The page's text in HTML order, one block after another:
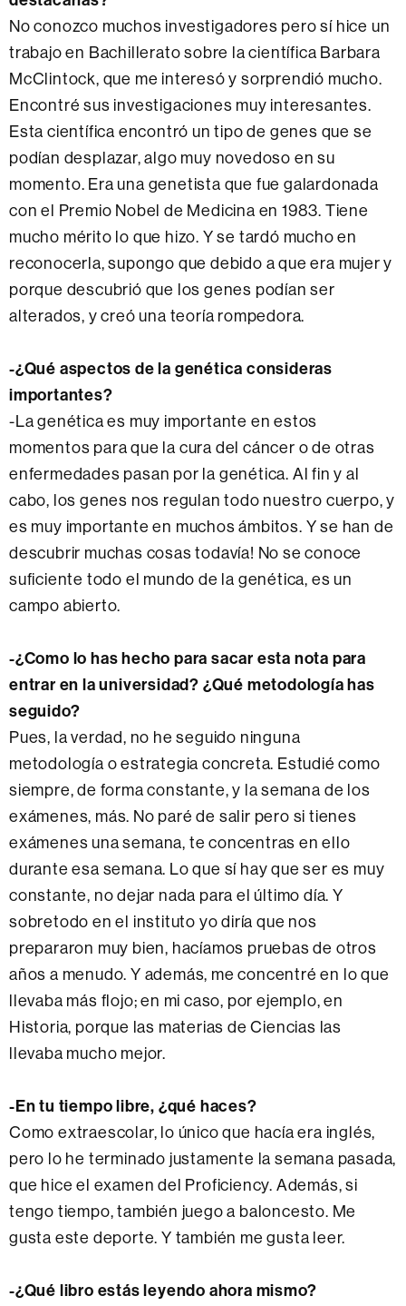
No conozco muchos investigadores pero sí hice un
trabajo en Bachillerato sobre la científica Barbara
McClintock, que me interesó y sorprendió mucho.
Encontré sus investigaciones muy interesantes.
Esta científica encontró un tipo de genes que se
podían desplazar, algo muy novedoso en su
momento. Era una genetista que fue galardonada
con el Premio Nobel de Medicina en 1983. Tiene
mucho mérito lo que hizo. Y se tardó mucho en
reconocerla, supongo que debido a que era mujer y
porque descubrió que los genes podían ser
alterados, y creó una teoría rompedora.
-¿Qué aspectos de la genética consideras
importantes?
-La genética es muy importante en estos
momentos para que la cura del cáncer o de otras
enfermedades pasan por la genética. Al fin y al
cabo, los genes nos regulan todo nuestro cuerpo, y
es muy importante en muchos ámbitos. Y se han de
descubrir muchas cosas todavía! No se conoce
suficiente todo el mundo de la genética, es un
campo abierto.
-¿Como lo has hecho para sacar esta nota para
entrar en la universidad? ¿Qué metodología has
seguido?
Pues, la verdad, no he seguido ninguna
metodología o estrategia concreta. Estudié como
siempre, de forma constante, y la semana de los
exámenes, más. No paré de salir pero si tienes
exámenes una semana, te concentras en ello
durante esa semana. Lo que sí hay que ser es muy
constante, no dejar nada para el último día. Y
sobretodo en el instituto yo diría que nos
prepararon muy bien, hacíamos pruebas de otros
años a menudo. Y además, me concentré en lo que
llevaba más flojo; en mi caso, por ejemplo, en
Historia, porque las materias de Ciencias las
llevaba mucho mejor.
-En tu tiempo libre, ¿qué haces?
Como extraescolar, lo único que hacía era inglés,
pero lo he terminado justamente la semana pasada,
que hice el examen del Proficiency. Además, si
tengo tiempo, también juego a baloncesto. Me
gusta este deporte. Y también me gusta leer.
-¿Qué libro estás leyendo ahora mismo?